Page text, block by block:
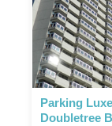
Parking
Doubletree